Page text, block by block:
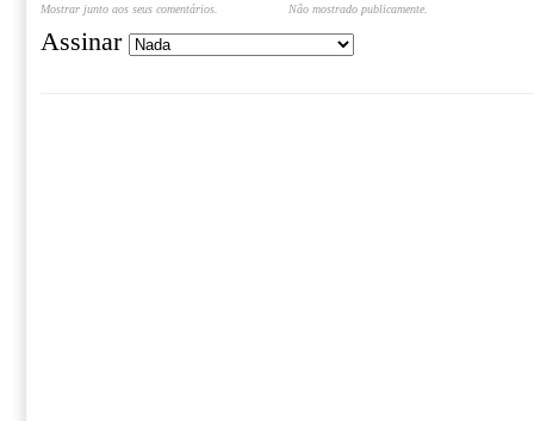
Mostrar junto aos seus comentários. Não mostrado publicamente.
Assinar